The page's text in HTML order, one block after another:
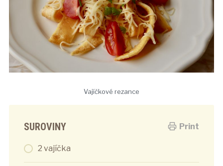
Vajíčkové rezance
Print
SUROVINY
2 vajíčka